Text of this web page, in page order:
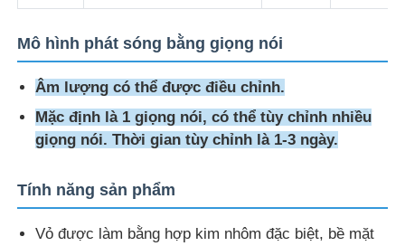
Mô hình phát sóng bằng giọng nói
Âm lượng có thể được điều chỉnh.
Mặc định là 1 giọng nói, có thể tùy chỉnh nhiều
giọng nói. Thời gian tùy chỉnh là 1-3 ngày.
Tính năng sản phẩm
Vỏ được làm bằng hợp kim nhôm đặc biệt, bề mặt